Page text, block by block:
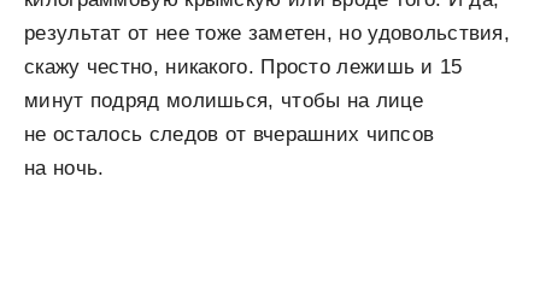
результат от нее тоже заметен, но удовольствия,
скажу честно, никакого. Просто лежишь и 15
минут подряд молишься, чтобы на лице
не осталось следов от вчерашних чипсов
на ночь.